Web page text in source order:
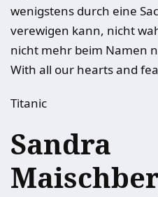
wenigstens durch eine
verewigen kann, nicht
nicht mehr beim Namen
With all our hearts and
Titanic
Sandra